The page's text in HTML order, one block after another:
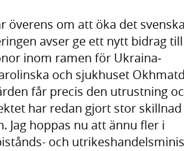
överens om att öka det svenska
avser ge ett nytt bidrag till
inom ramen för Ukraina­
och sjukhuset
får precis den utrustning
har redan gjort stor
Jag hoppas nu att ännu fler i
och